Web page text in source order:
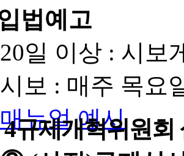
법예고
20일 이상 : 시보
시보 : 매주 목요
매뉴얼 예시
4규제개혁위원회